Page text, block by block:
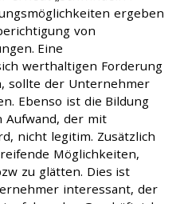
ergeben
von
Eine
werthaltigen Forderung
sollte der Unternehmer
Ebenso ist die Bildung
Aufwand, der mit
nicht legitim. Zusätzlich
Möglichkeiten,
zu glätten. Dies ist
interessant, der